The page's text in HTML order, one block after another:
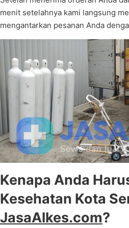
menit setelahnya kami langsung
mengantarkan pesanan Anda
Kenapa Anda
Kesehatan Kota
JasaAlkes.com?